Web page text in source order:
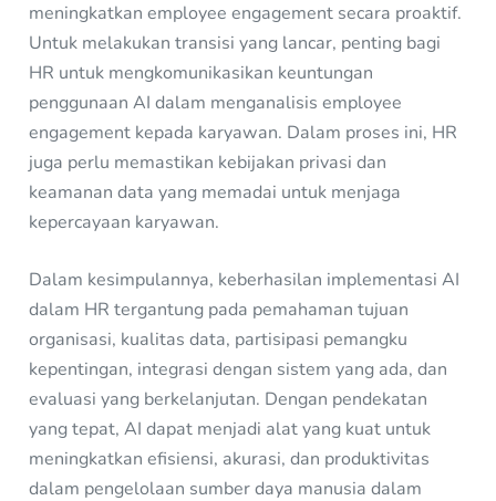
meningkatkan employee engagement secara proaktif.
Untuk melakukan transisi yang lancar, penting bagi
HR untuk mengkomunikasikan keuntungan
penggunaan AI dalam menganalisis employee
engagement kepada karyawan. Dalam proses ini, HR
juga perlu memastikan kebijakan privasi dan
keamanan data yang memadai untuk menjaga
kepercayaan karyawan.
Dalam kesimpulannya, keberhasilan implementasi AI
dalam HR tergantung pada pemahaman tujuan
organisasi, kualitas data, partisipasi pemangku
kepentingan, integrasi dengan sistem yang ada, dan
evaluasi yang berkelanjutan. Dengan pendekatan
yang tepat, AI dapat menjadi alat yang kuat untuk
meningkatkan efisiensi, akurasi, dan produktivitas
dalam pengelolaan sumber daya manusia dalam